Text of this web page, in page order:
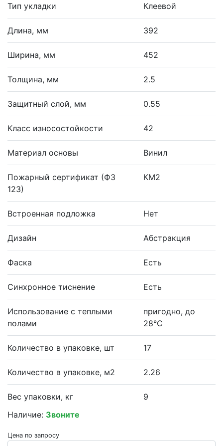
Тип укладки Клеевой
Длина, мм 392
Ширина, мм 452
Толщина, мм 2.5
Защитный слой, мм 0.55
Класс износостойкости 42
Материал основы Винил
Пожарный сертификат (ФЗ
123)
КМ2
Встроенная подложка Нет
Дизайн Абстракция
Фаска Есть
Синхронное тиснение Есть
Использование с теплыми
полами
пригодно, до
28°С
Количество в упаковке, шт 17
Количество в упаковке, м2 2.26
Вес упаковки, кг
9
Наличие: Звоните
Цена по запросу